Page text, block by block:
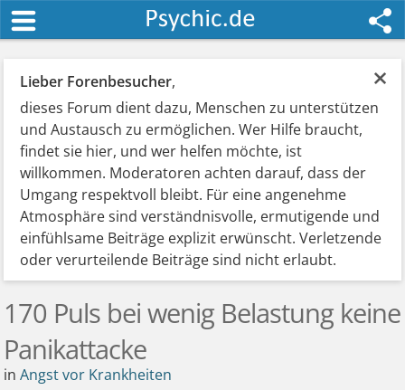
×
Lieber Forenbesucher,
dieses Forum dient dazu, Menschen zu unterstützen
und Austausch zu ermöglichen. Wer Hilfe braucht,
findet sie hier, und wer helfen möchte, ist
willkommen. Moderatoren achten darauf, dass der
Umgang respektvoll bleibt. Für eine angenehme
Atmosphäre sind verständnisvolle, ermutigende und
einfühlsame Beiträge explizit erwünscht. Verletzende
oder verurteilende Beiträge sind nicht erlaubt.
170 Puls bei wenig Belastung keine
Panikattacke
inAngst vor Krankheiten